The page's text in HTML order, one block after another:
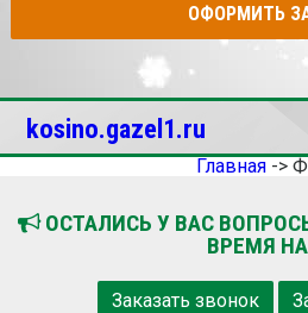
ОФОРМИТЬ
kosino.gazel1.ru
Главная->
ОСТАЛИСЬ У ВАС
ВРЕМЯ
Заказать звонок